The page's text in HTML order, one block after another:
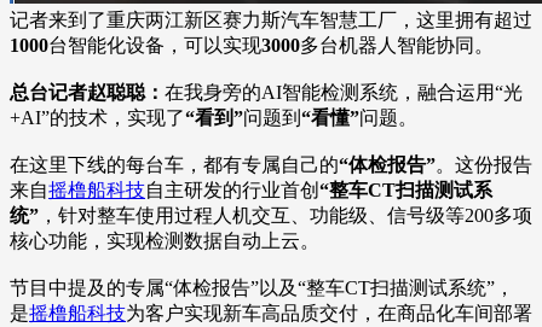
记者来到了重庆两江新区赛力斯汽车智慧工厂，这里拥有超过
1000台智能化设备，可以实现3000多台机器人智能协同。
总台记者赵聪聪： 在我身旁的AI智能检测系统，融合运用“光
+AI”的技术，实现了“看到”问题到 “看懂”问题。
在这里下线的每台车，都有专属自己的“体检报告”。这份报告
来自摇橹船科技自主研发的行业首创 “整车CT扫描测试系
统” ，针对整车使用过程人机交互、功能级、信号级等200多项
核心功能，实现检测数据自动上云。
节目中提及的专属“体检报告”以及“整车CT扫描测试系统”，
是摇橹船科技为客户实现新车高品质交付，在商品化车间部署